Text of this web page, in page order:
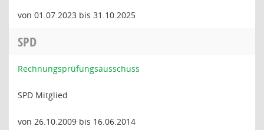
von 01.07.2023 bis 31.10.2025
SPD
Rechnungsprüfungsausschuss
SPD Mitglied
von 26.10.2009 bis 16.06.2014